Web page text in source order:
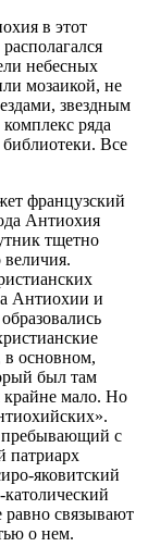
в этот
небесных
мозаикой, не
звездным
ряда
Все
французский
Антиохия
тщетно
величия.
Антиохии и
в основном,
был там
крайне мало. Но
пребывающий с
патриарх
яковитский
равно связывают
о нем.